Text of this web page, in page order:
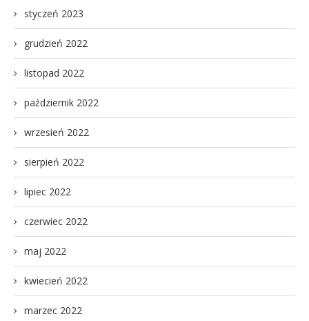
styczeń 2023
grudzień 2022
listopad 2022
październik 2022
wrzesień 2022
sierpień 2022
lipiec 2022
czerwiec 2022
maj 2022
kwiecień 2022
marzec 2022